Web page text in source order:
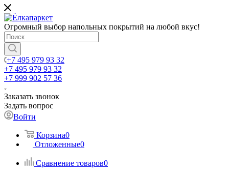
Огромный выбор напольных покрытий на любой вкус!
+7 495 979 93 32
+7 495 979 93 32
+7 999 902 57 36
Заказать звонок
Задать вопрос
Войти
Корзина0
Отложенные0
Сравнение товаров0